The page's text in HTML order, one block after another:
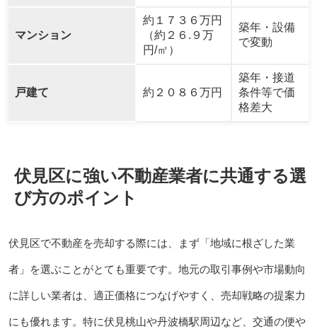
マンション
約１７３６万円
（約２６.９万
円/㎡）
築年・設備
で変動
戸建て 約２０８６万円
築年・接道
条件等で価
格差大
伏見区に強い不動産業者に共通する選
び方のポイント
伏見区で不動産を売却する際には、まず「地域に根ざした業
者」を選ぶことがとても重要です。地元の取引事例や市場動向
に詳しい業者は、適正価格につなげやすく、売却戦略の提案力
にも優れます。特に伏見桃山や丹波橋駅周辺など、交通の便や